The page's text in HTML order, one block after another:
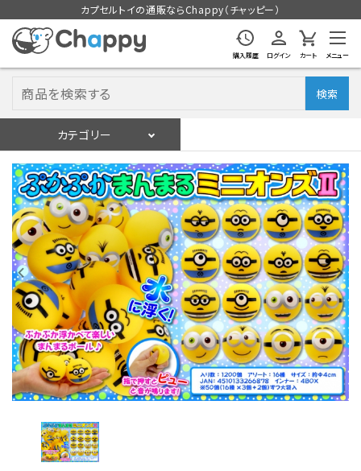
カプセルトイの通販ならChappy（チャッピー）
購入履歴 ログイン カート メニュー
検索
カテゴリー
ログイン 会員登録
入荷スケジュールをチェック
カプセルトイマシン本体
カプセルトイ
販促用空カプセル
レンタル
景品・玩具・文具